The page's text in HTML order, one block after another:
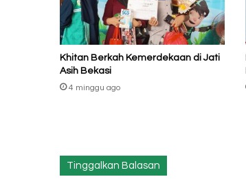
Khitan Berkah Kemerdekaan di Jati
Asih Bekasi
4 minggu ago
Tinggalkan Balasan